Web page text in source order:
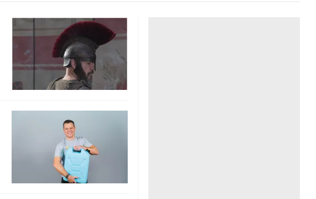
Video
Shorts video
Podcast
EMagazine
Photo
Infographic
Góc ảnh
Công nghệ